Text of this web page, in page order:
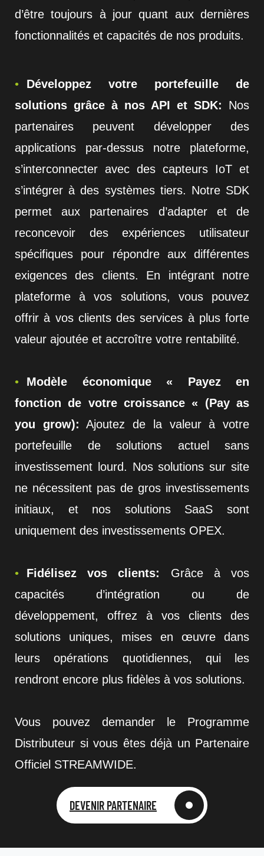
d’être toujours à jour quant aux dernières
fonctionnalités et capacités de nos produits.
Développez votre portefeuille de
solutions grâce à nos API et SDK: Nos
partenaires peuvent développer des
applications par-dessus notre plateforme,
s’interconnecter avec des capteurs IoT et
s’intégrer à des systèmes tiers. Notre SDK
permet aux partenaires d’adapter et de
reconcevoir des expériences utilisateur
spécifiques pour répondre aux différentes
exigences des clients. En intégrant notre
plateforme à vos solutions, vous pouvez
offrir à vos clients des services à plus forte
valeur ajoutée et accroître votre rentabilité.
Modèle économique « Payez en
fonction de votre croissance « (Pay as
you grow): Ajoutez de la valeur à votre
portefeuille de solutions actuel sans
investissement lourd. Nos solutions sur site
ne nécessitent pas de gros investissements
initiaux, et nos solutions SaaS sont
uniquement des investissements OPEX.
Fidélisez vos clients:
Grâce à vos
capacités d’intégration ou de
développement, offrez à vos clients des
solutions uniques, mises en œuvre dans
leurs opérations quotidiennes, qui les
rendront encore plus fidèles à vos solutions.
Vous pouvez demander le Programme
Distributeur si vous êtes déjà un Partenaire
Officiel STREAMWIDE.
DEVENIR PARTENAIRE